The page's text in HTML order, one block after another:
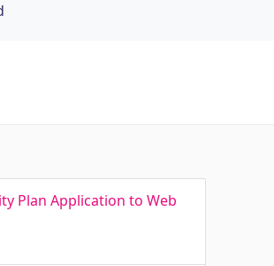
Plan Application to Web